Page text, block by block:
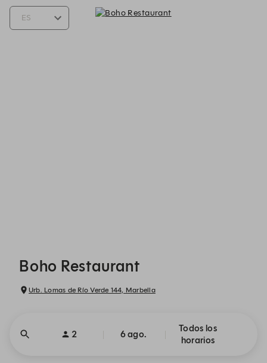
Boho Restaurant
Urb. Lomas de Río Verde 144, Marbella
2 6 ago.
Todos los
horarios